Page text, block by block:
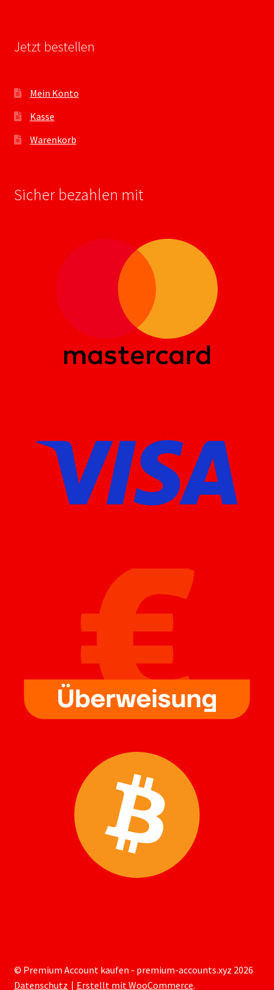
Jetzt bestellen
Mein Konto
Kasse
Warenkorb
Sicher bezahlen mit
© Premium Account kaufen - premium-accounts.xyz 2026
Datenschutz
Erstellt mit WooCommerce.